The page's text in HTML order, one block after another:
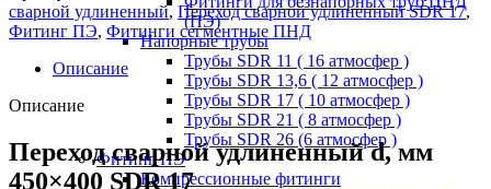
(ПЭ)
Напорные трубы
Трубы SDR 11 ( 16 атмосфер )
Трубы SDR 13,6 ( 12 атмосфер )
Трубы SDR 17 ( 10 атмосфер )
Трубы SDR 21 ( 8 атмосфер )
Трубы SDR 26 (6 атмосфер )
Фитинг ПЭ
Компрессионные фитинги
сварной удлиненный, Переход сварной удлиненный SDR 17,
Фитинг ПЭ, Фитинги сегментные ПНД
Описание
Описание
Переход сварной удлиненный d, мм
450×400 SDR 17